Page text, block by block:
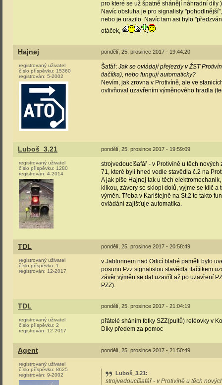
pro které se už špatně shánějí náhradní díly
Navíc obsluha je pro signalisty
nebo je urazilo. Navíc tam asi bylo
otáček,
Hajnej pondělí, 25. prosince 2017 - 19:44:20
registrovaný uživatel
číslo příspěvku: 15360
registrován: 5-2002
Šafář: Jak se ovládají přejezdy v ŽST
tlačítka), nebo fungují automaticky?
Nevím, jak zrovna v Protivíně, ale ve
ovlivňoval uzavřením výměnového hradla
Luboš_3.21 pondělí, 25. prosince 2017 - 19:59:09
registrovaný uživatel
číslo příspěvku: 1280
registrován: 4-2014
strojvedoucíšafář - v Protivíně u těch
71, které byli hned vedle stavědla č.2 na
A jak píše Hajnej tak u těch
klikou, závory se sklopí dolů, vyjme se klíč
výměn. Třeba v Karlštejně na St.2 to takto
ovládání zajišťuje automatika.
TDL pondělí, 25. prosince 2017 - 20:58:49
registrovaný uživatel
číslo příspěvku: 1
registrován: 12-2017
v Jablonnem nad Orlicí blahé paměti bylo
posunu Pzz signalistou stavědla tlačítkem
závěr výměn se dal uzavřít až po uzavření
PZZ).
TDL pondělí, 25. prosince 2017 - 21:04:19
registrovaný uživatel
číslo příspěvku: 2
registrován: 12-2017
přátelé sháním fotky SZZ(pultů) reléovky v
Díky předem za pomoc
Agent pondělí, 25. prosince 2017 - 21:50:49
registrovaný uživatel
číslo příspěvku: 8625
registrován: 9-2002 Luboš_3.21:
strojvedoucíšafář - v Protivíně u těch